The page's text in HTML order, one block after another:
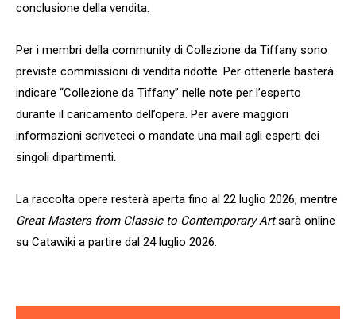
conclusione della vendita.
Per i membri della community di Collezione da Tiffany sono
previste commissioni di vendita ridotte. Per ottenerle basterà
indicare “Collezione da Tiffany” nelle note per l’esperto
durante il caricamento dell’opera. Per avere maggiori
informazioni scriveteci o mandate una mail agli esperti dei
singoli dipartimenti.
La raccolta opere resterà aperta fino al 22 luglio 2026, mentre
Great Masters from Classic to Contemporary Artsarà online
su Catawiki a partire dal 24 luglio 2026.